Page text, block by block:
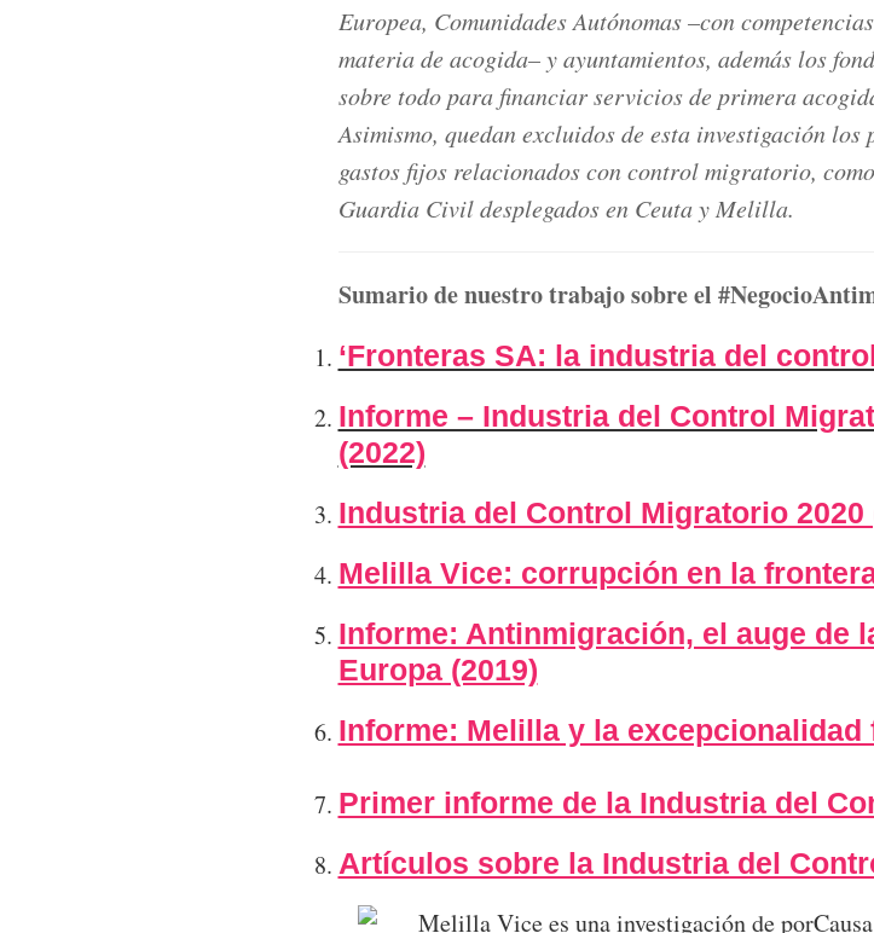
Europea, Comunidades Autónomas –con
materia de acogida– y ayuntamientos, además los
sobre todo para financiar servicios de primera
Asimismo, quedan excluidos de esta investigación
gastos fijos relacionados con control migratorio,
Guardia Civil desplegados en Ceuta y Melilla.
Sumario de nuestro trabajo sobre el
‘Fronteras SA: la industria del
Informe – Industria del Control
(2022)
Industria del Control Migratorio 2020
Melilla Vice: corrupción en la
Informe: Antinmigración, el auge de
Europa (2019)
Informe: Melilla y la excepcionalidad
Primer informe de la Industria del
Artículos sobre la Industria del